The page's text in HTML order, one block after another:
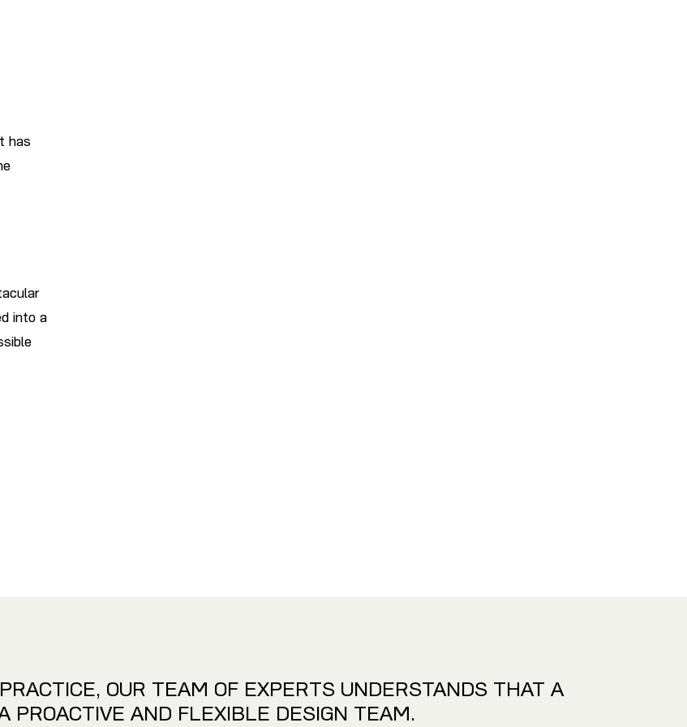
has
into a
OUR TEAM OF EXPERTS UNDERSTANDS THAT A
PROACTIVE AND FLEXIBLE DESIGN TEAM.